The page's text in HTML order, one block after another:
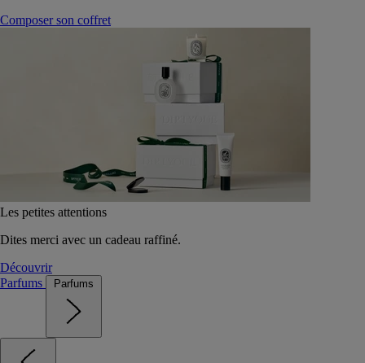
Composer son coffret
Les petites attentions
Dites merci avec un cadeau raffiné.
Découvrir
Parfums
Parfums